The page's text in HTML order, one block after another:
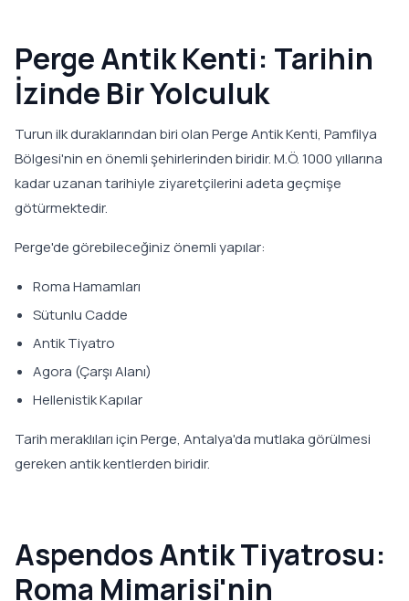
Perge Antik Kenti: Tarihin
İzinde Bir Yolculuk
Turun ilk duraklarından biri olan Perge Antik Kenti, Pamfilya
Bölgesi'nin en önemli şehirlerinden biridir. M.Ö. 1000 yıllarına
kadar uzanan tarihiyle ziyaretçilerini adeta geçmişe
götürmektedir.
Perge'de görebileceğiniz önemli yapılar:
Roma Hamamları
Sütunlu Cadde
Antik Tiyatro
Agora (Çarşı Alanı)
Hellenistik Kapılar
Tarih meraklıları için Perge, Antalya'da mutlaka görülmesi
gereken antik kentlerden biridir.
Aspendos Antik Tiyatrosu:
Roma Mimarisi'nin